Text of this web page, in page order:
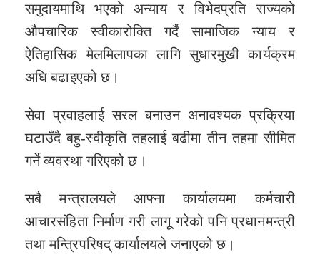
समुदायमाथि भएको अन्याय र विभेदप्रति राज्यको
औपचारिक स्वीकारोक्ति गर्दै सामाजिक न्याय र
ऐतिहासिक मेलमिलापका लागि सुधारमुखी कार्यक्रम
अघि बढाइएको छ।
सेवा प्रवाहलाई सरल बनाउन अनावश्यक प्रक्रिया
घटाउँदै बहु-स्वीकृति तहलाई बढीमा तीन तहमा सीमित
गर्ने व्यवस्था गरिएको छ।
सबै मन्त्रालयले आफ्ना कार्यालयमा कर्मचारी
आचारसंहिता निर्माण गरी लागू गरेको पनि प्रधानमन्त्री
तथा मन्त्रिपरिषद् कार्यालयले जनाएको छ।